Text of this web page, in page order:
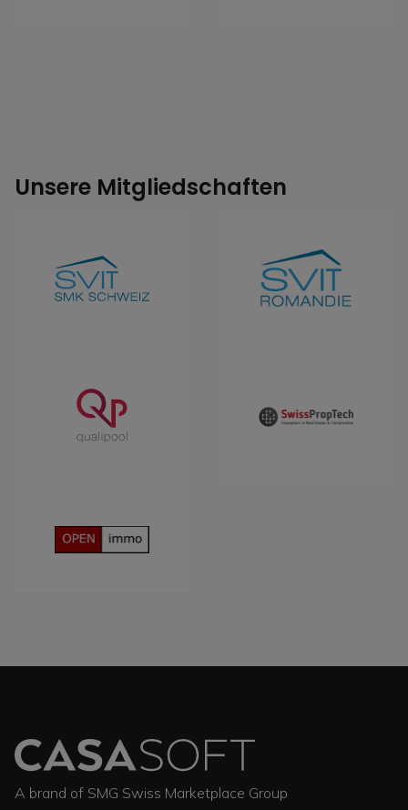
Unsere Mitgliedschaften
A brand of SMG Swiss Marketplace Group